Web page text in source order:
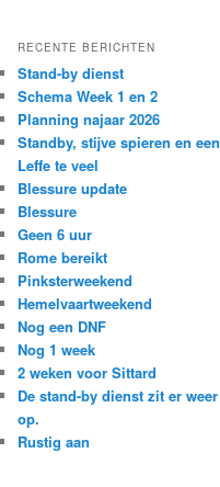
RECENTE BERICHTEN
Stand-by dienst
Schema Week 1 en 2
Planning najaar 2026
Standby, stijve spieren en een
Leffe te veel
Blessure update
Blessure
Geen 6 uur
Rome bereikt
Pinksterweekend
Hemelvaartweekend
Nog een DNF
Nog 1 week
2 weken voor Sittard
De stand-by dienst zit er weer
op.
Rustig aan